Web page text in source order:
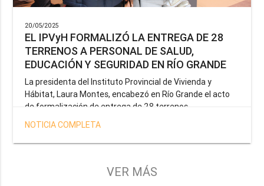
20/05/2025
EL IPVyH FORMALIZÓ LA ENTREGA DE 28
TERRENOS A PERSONAL DE SALUD,
EDUCACIÓN Y SEGURIDAD EN RÍO GRANDE
La presidenta del Instituto Provincial de Vivienda y
Hábitat, Laura Montes, encabezó en Río Grande el acto
de formalización de entrega de 28 terrenos
correspondientes a la operatoria especial anunciada por
el Gobernador Gustavo Melella, la cual tiene como
objetivo brindar una solución habitacional a docentes,
Provincia y del Servicio Penitenciario.
NOTICIA COMPLETA
VER MÁS